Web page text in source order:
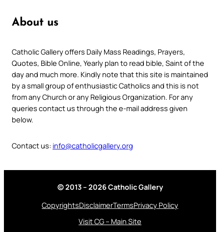
About us
Catholic Gallery offers Daily Mass Readings, Prayers,
Quotes, Bible Online, Yearly plan to read bible, Saint of the
day and much more. Kindly note that this site is maintained
by a small group of enthusiastic Catholics and this is not
from any Church or any Religious Organization. For any
queries contact us through the e-mail address given
below.
Contact us: info@catholicgallery.org
© 2013 – 2026 Catholic Gallery
CopyrightsDisclaimerTermsPrivacy Policy
Visit CG – Main Site